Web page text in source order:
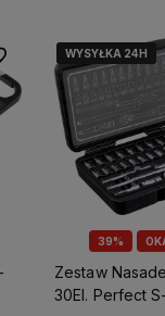
ulubionych
39%
WYSYŁKA 24H
WYSYŁKA 24H
WYSYŁKA 24H
Zestaw
30El. Perfect